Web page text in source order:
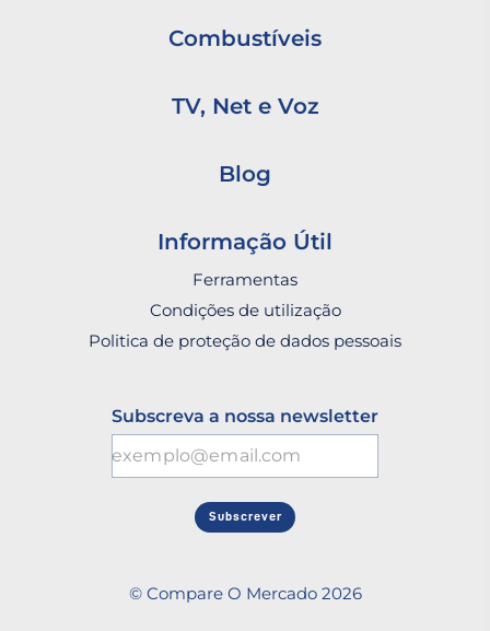
Combustíveis
TV, Net e Voz
Blog
Informação Útil
Ferramentas
Condições de utilização
Politica de proteção de dados pessoais
Subscreva a nossa newsletter
Subscrever
© Compare O Mercado 2026